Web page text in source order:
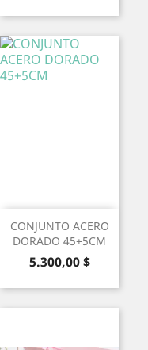
CONJUNTO ACERO
DORADO 45+5CM
Precio
5.300,00 $